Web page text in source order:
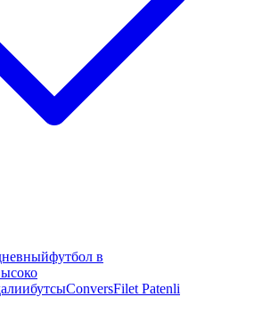
футбол в
бутсыConversFilet Patenli